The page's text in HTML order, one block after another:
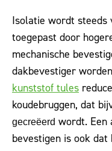
Isolatie wordt steeds
toegepast door
mechanische
dakbevestiger
kunststof tules
koudebruggen, dat
gecreëerd wordt. Een
bevestigen is ook